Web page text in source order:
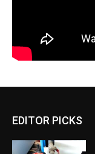
EDITOR PICKS